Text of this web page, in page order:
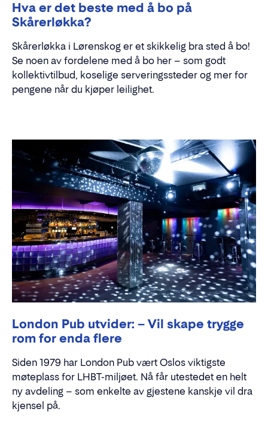
Hva er det beste med å bo på
Skårerløkka?
Skårerløkka i Lørenskog er et skikkelig bra sted å bo!
Se noen av fordelene med å bo her – som godt
kollektivtilbud, koselige serveringssteder og mer for
pengene når du kjøper leilighet.
London Pub utvider: – Vil skape trygge
rom for enda flere
Siden 1979 har London Pub vært Oslos viktigste
møteplass for LHBT-miljøet. Nå får utestedet en helt
ny avdeling – som enkelte av gjestene kanskje vil dra
kjensel på.